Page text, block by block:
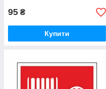
95 ₴
Купити